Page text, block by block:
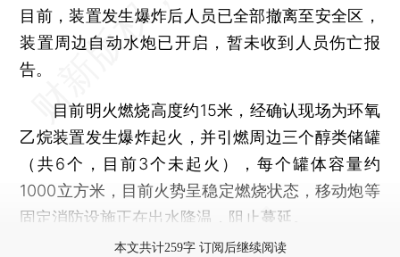
目前，装置发生爆炸后人员已全部撤离至安全区，
装置周边自动水炮已开启，暂未收到人员伤亡报
告。
目前明火燃烧高度约15米，经确认现场为环氧
乙烷装置发生爆炸起火，并引燃周边三个醇类储罐
（共6个，目前3个未起火），每个罐体容量约
1000立方米，目前火势呈稳定燃烧状态，移动炮等
固定消防设施正在出水降温，阻止蔓延。
本文共计259字 订阅后继续阅读